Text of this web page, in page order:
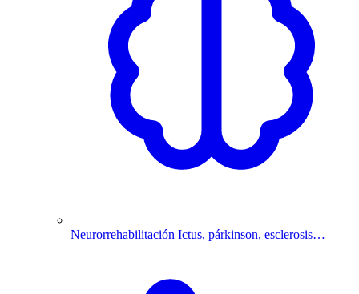
Neurorrehabilitación Ictus, párkinson, esclerosis…